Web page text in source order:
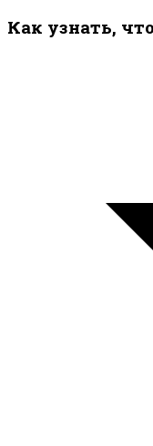
Как узнать,